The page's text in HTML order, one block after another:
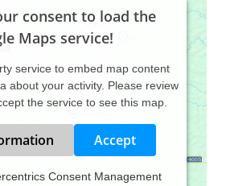
consent to load the
Maps service!
service to embed map content
about your activity. Please review
the service to see this map.
Accept
Consent Management